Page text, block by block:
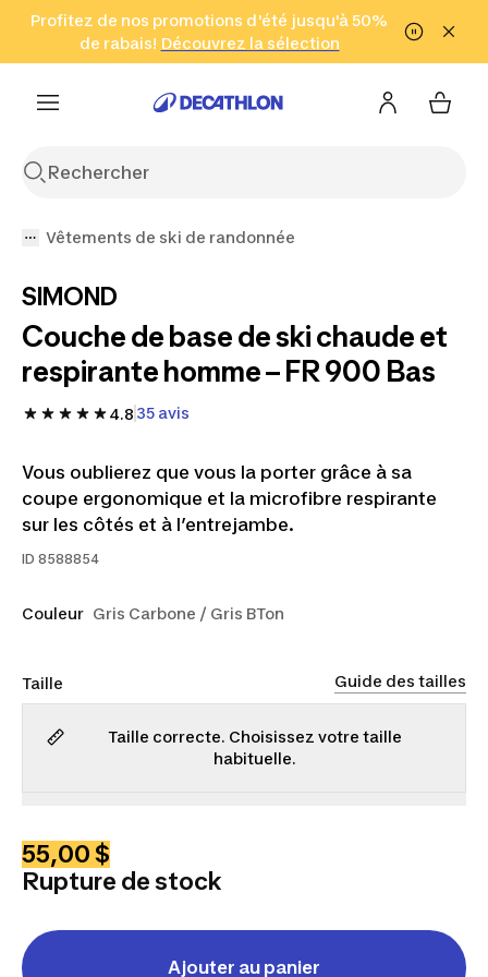
Aller à la recherche Aller au contenu Aller au pied de
Profitez de nos promotions d'été jusqu'à 50%
de rabais! Découvrez la sélection
Cliquez ici
en seulement 2 h!
(Zones sélectionnées)
Vêtements de ski de randonnée
SIMOND
Couche de base de ski chaude et
respirante homme – FR 900 Bas
4.8 35 avis
Vous oublierez que vous la porter grâce à sa
coupe ergonomique et la microfibre respirante
sur les côtés et à l’entrejambe.
ID 8588854
Couleur Gris Carbone / Gris BTon
Taille Guide des tailles
Taille correcte. Choisissez votre taille
habituelle.
55,00 $
Rupture de stock
Ajouter au panier